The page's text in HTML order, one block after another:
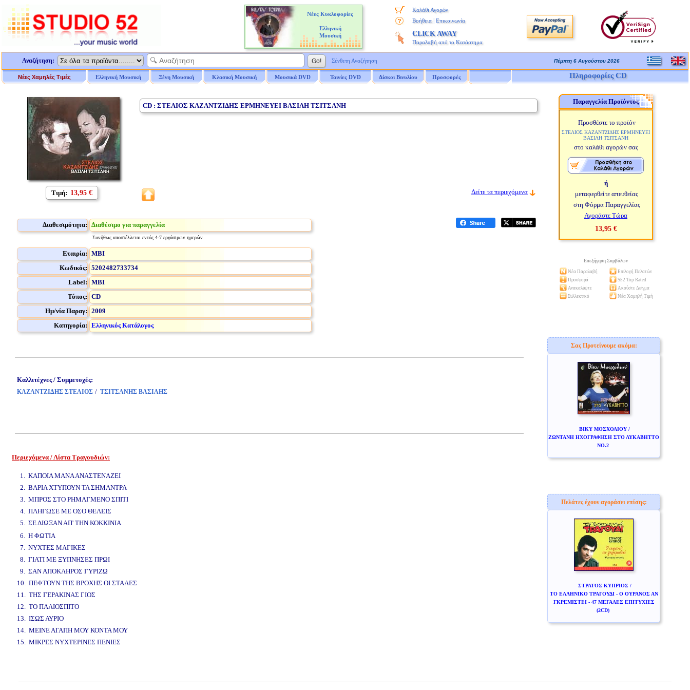
Νέες Κυκλοφορίες
Ελληνική
Μουσική
Καλάθι Αγορών
Βοήθεια
Επικοινωνία
CLICK AWAY
Παραλαβή από το Κατάστημα
Αναζήτηση: Σύνθετη Αναζήτηση Πέμπτη 6 Αυγούστου 2026
Νέες Χαμηλές Τιμές Ελληνική Μουσική Ξένη Μουσική Κλασική Μουσική Μουσικά DVD Ταινίες DVD Δίσκοι Βινυλίου Προσφορές Πληροφορίες CD
Τιμή: 13,95 €
CD : ΣΤΕΛΙΟΣ ΚΑΖΑΝΤΖΙΔΗΣ ΕΡΜΗΝΕΥΕΙ ΒΑΣΙΛΗ ΤΣΙΤΣΑΝΗ
Δείτε τα περιεχόμενα
Διαθεσιμότητα: Διαθέσιμο για παραγγελία
Συνήθως αποστέλλεται εντός 4-7 εργάσιμων ημερών
Εταιρία: MBI
Κωδικός: 5202482733734
Label: MBI
Τύπος: CD
Ημ/νία Παραγ: 2009
Κατηγορία: Ελληνικός Κατάλογος
Παραγγελία Προϊόντος
Προσθέστε το προϊόν
ΣΤΕΛΙΟΣ ΚΑΖΑΝΤΖΙΔΗΣ ΕΡΜΗΝΕΥΕΙ
ΒΑΣΙΛΗ ΤΣΙΤΣΑΝΗ
στο καλάθι αγορών σας
ή
μεταφερθείτε απευθείας
στη Φόρμα Παραγγελίας
Αγοράστε Τώρα
13,95 €
Επεξήγηση Συμβόλων
Νέα Παραλαβή
Επιλογή Πελατών
Προσφορά
S52 Top Rated
Ανακαλύψτε
Ακούστε Δείγμα
Συλλεκτικό
Νέα Χαμηλή Τιμή
Καλλιτέχνες / Συμμετοχές:
ΚΑΖΑΝΤΖΙΔΗΣ ΣΤΕΛΙΟΣ / ΤΣΙΤΣΑΝΗΣ ΒΑΣΙΛΗΣ
Περιεχόμενα / Λίστα Τραγουδιών:
1. ΚΑΠΟΙΑ ΜΑΝΑ ΑΝΑΣΤΕΝΑΖΕΙ
2. ΒΑΡΙΑ ΧΤΥΠΟΥΝ ΤΑ ΣΗΜΑΝΤΡΑ
3. ΜΠΡΟΣ ΣΤΟ ΡΗΜΑΓΜΕΝΟ ΣΠΙΤΙ
4. ΠΛΗΓΩΣΕ ΜΕ ΟΣΟ ΘΕΛΕΙΣ
5. ΣΕ ΔΙΩΞΑΝ ΑΠ' ΤΗΝ ΚΟΚΚΙΝΙΑ
6. Η ΦΩΤΙΑ
7. ΝΥΧΤΕΣ ΜΑΓΙΚΕΣ
8. ΓΙΑΤΙ ΜΕ ΞΥΠΝΗΣΕΣ ΠΡΩΙ
9. ΣΑΝ ΑΠΟΚΛΗΡΟΣ ΓΥΡΙΖΩ
10. ΠΕΦΤΟΥΝ ΤΗΣ ΒΡΟΧΗΣ ΟΙ ΣΤΑΛΕΣ
11. ΤΗΣ ΓΕΡΑΚΙΝΑΣ ΓΙΟΣ
12. ΤΟ ΠΑΛΙΟΣΠΙΤΟ
13. ΙΣΩΣ ΑΥΡΙΟ
14. ΜΕΙΝΕ ΑΓΑΠΗ ΜΟΥ ΚΟΝΤΑ ΜΟΥ
15. ΜΙΚΡΕΣ ΝΥΧΤΕΡΙΝΕΣ ΠΕΝΙΕΣ
Σας Προτείνουμε ακόμα:
ΒΙΚΥ ΜΟΣΧΟΛΙΟΥ /
ΖΩΝΤΑΝΗ ΗΧΟΓΡΑΦΗΣΗ ΣΤΟ ΛΥΚΑΒΗΤΤΟ
NO.2
Πελάτες έχουν αγοράσει επίσης:
ΣΤΡΑΤΟΣ ΚΥΠΡΙΟΣ /
ΤΟ ΕΛΛΗΝΙΚΟ ΤΡΑΓΟΥΔΙ - Ο ΟΥΡΑΝΟΣ ΑΝ
ΓΚΡΕΜΙΣΤΕΙ - 47 ΜΕΓΑΛΕΣ ΕΠΙΤΥΧΙΕΣ
(2CD)